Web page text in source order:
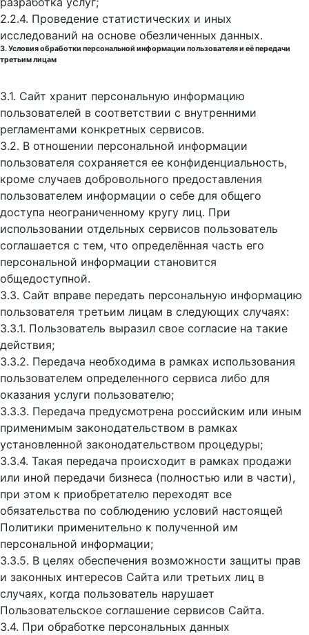
2.2.4. Проведение статистических и иных
исследований на основе обезличенных данных.
3. Условия обработки персональной информации пользователя и её передачи
третьим лицам
3.1. Сайт хранит персональную информацию
пользователей в соответствии с внутренними
регламентами конкретных сервисов.
3.2. В отношении персональной информации
пользователя сохраняется ее конфиденциальность,
кроме случаев добровольного предоставления
пользователем информации о себе для общего
доступа неограниченному кругу лиц. При
использовании отдельных сервисов пользователь
соглашается с тем, что определённая часть его
персональной информации становится
общедоступной.
3.3. Сайт вправе передать персональную информацию
пользователя третьим лицам в следующих случаях:
3.3.1. Пользователь выразил свое согласие на такие
действия;
3.3.2. Передача необходима в рамках использования
пользователем определенного сервиса либо для
оказания услуги пользователю;
3.3.3. Передача предусмотрена российским или иным
применимым законодательством в рамках
установленной законодательством процедуры;
3.3.4. Такая передача происходит в рамках продажи
или иной передачи бизнеса (полностью или в части),
при этом к приобретателю переходят все
обязательства по соблюдению условий настоящей
Политики применительно к полученной им
персональной информации;
3.3.5. В целях обеспечения возможности защиты прав
и законных интересов Сайта или третьих лиц в
случаях, когда пользователь нарушает
Пользовательское соглашение сервисов Сайта.
3.4. При обработке персональных данных